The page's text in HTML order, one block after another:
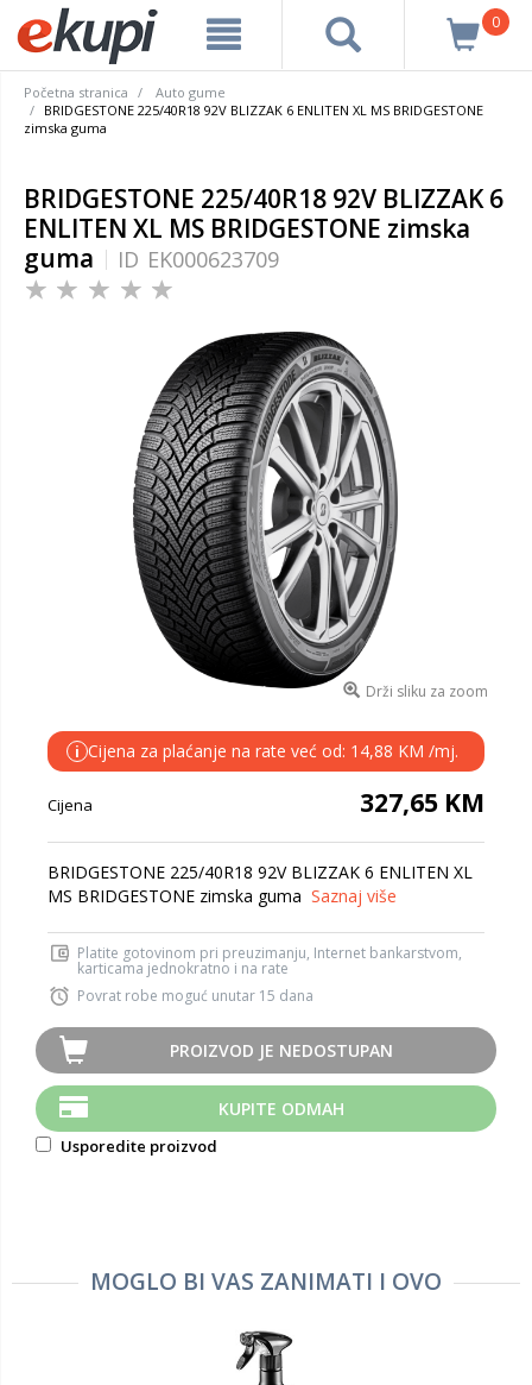
0
Početna stranica
Auto gume
BRIDGESTONE 225/40R18 92V BLIZZAK 6 ENLITEN XL MS BRIDGESTONE
zimska guma
BRIDGESTONE 225/40R18 92V BLIZZAK 6
ENLITEN XL MS BRIDGESTONE zimska
guma
ID EK000623709
Drži sliku za zoom
i Cijena za plaćanje na rate već od: 14,88 KM /mj.
Cijena 327,65 KM
BRIDGESTONE 225/40R18 92V BLIZZAK 6 ENLITEN XL
MS BRIDGESTONE zimska guma Saznaj više
Platite gotovinom pri preuzimanju, Internet bankarstvom,
karticama jednokratno i na rate
Povrat robe moguć unutar 15 dana
PROIZVOD JE NEDOSTUPAN
KUPITE ODMAH
Usporedite proizvod
MOGLO BI VAS ZANIMATI I OVO